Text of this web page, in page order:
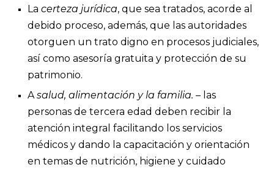
La certeza jurídica, que sea tratados, acorde al
debido proceso, además, que las autoridades
otorguen un trato digno en procesos judiciales,
así como asesoría gratuita y protección de su
patrimonio.
Asalud, alimentación y la familia. – las
personas de tercera edad deben recibir la
atención integral facilitando los servicios
médicos y dando la capacitación y orientación
en temas de nutrición, higiene y cuidado